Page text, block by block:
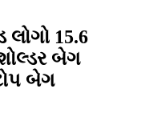
15.6
બેગ
બેગ